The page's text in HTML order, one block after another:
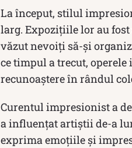
La început, stilul
larg. Expozițiile lor au
văzut nevoiți să-și
ce timpul a trecut,
recunoaștere în rândul
Curentul impresionist a
a influențat artiștii de-a
exprima emoțiile și